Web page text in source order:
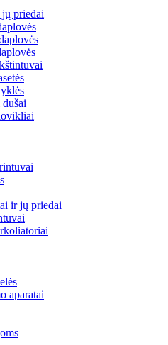
priedai
ir jų priedai
aparatai